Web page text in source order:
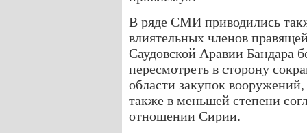
В ряде СМИ приводились
влиятельных членов
Саудовской Аравии Бандара
пересмотреть в сторону
области закупок
также в меньшей степени
отношении Сирии.